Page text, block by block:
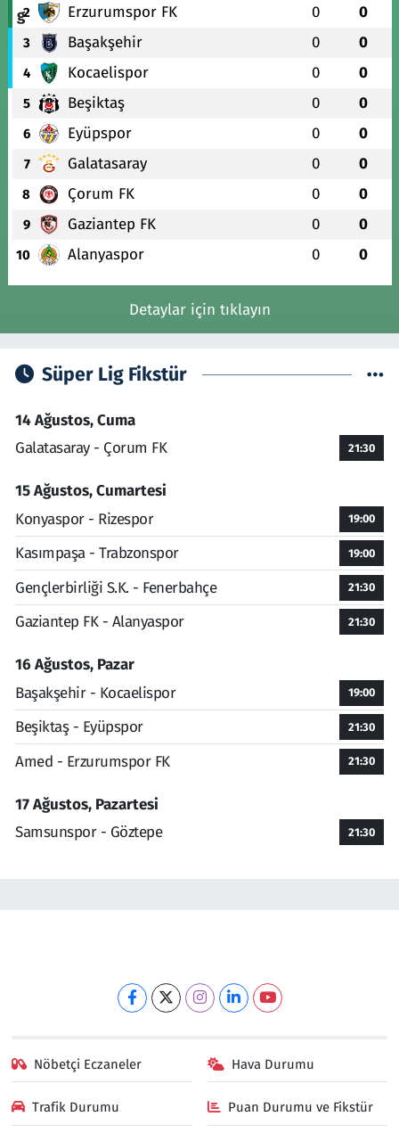
2 Erzurumspor FK 0 0
3 Başakşehir 0 0
4 Kocaelispor 0 0
5 Beşiktaş 0 0
6 Eyüpspor 0 0
7 Galatasaray 0 0
8 Çorum FK 0 0
9 Gaziantep FK 0 0
10 Alanyaspor 0 0
Detaylar için tıklayın
Süper Lig Fikstür
14 Ağustos, Cuma
Galatasaray - Çorum FK
21:30
15 Ağustos, Cumartesi
Konyaspor - Rizespor
19:00
Kasımpaşa - Trabzonspor 19:00
Gençlerbirliği S.K. - Fenerbahçe 21:30
Gaziantep FK - Alanyaspor 21:30
16 Ağustos, Pazar
Başakşehir - Kocaelispor
19:00
Beşiktaş - Eyüpspor 21:30
Amed - Erzurumspor FK 21:30
17 Ağustos, Pazartesi
Samsunspor - Göztepe
21:30
Nöbetçi Eczaneler Hava Durumu
Trafik Durumu Puan Durumu ve Fikstür